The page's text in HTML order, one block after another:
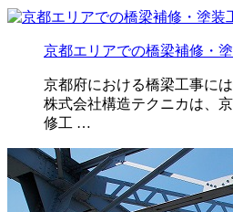
京都エリアでの橋梁補修・
京都府における橋梁工事に
株式会社構造テクニカは、
修工 …